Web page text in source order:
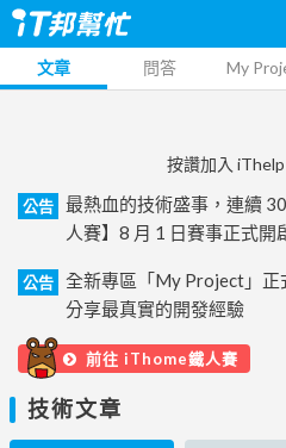
文章 問答 My
按讚加入
公告
最熱血的技術盛事，連續
人賽】8 月 1 日賽事正式開
公告
全新專區「My Project」正
分享最真實的開發經驗
前往 iThome鐵人賽
技術文章